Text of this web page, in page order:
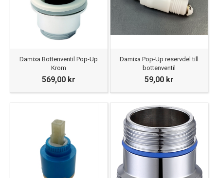
Damixa Bottenventil Pop-Up
Krom
569,00 kr
Damixa Pop-Up reservdel till
bottenventil
59,00 kr